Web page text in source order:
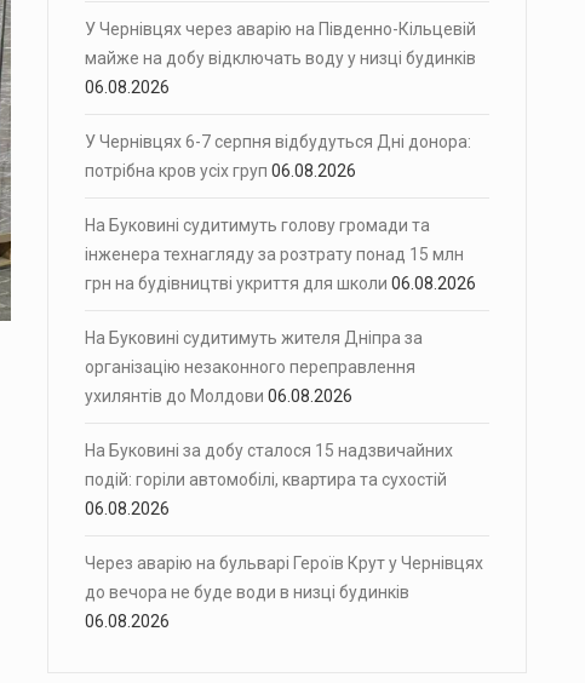
У Чернівцях через аварію на Південно-Кільцевій
майже на добу відключать воду у низці будинків
06.08.2026
У Чернівцях 6-7 серпня відбудуться Дні донора:
потрібна кров усіх груп 06.08.2026
На Буковині судитимуть голову громади та
інженера технагляду за розтрату понад 15 млн
грн на будівництві укриття для школи 06.08.2026
На Буковині судитимуть жителя Дніпра за
організацію незаконного переправлення
ухилянтів до Молдови 06.08.2026
На Буковині за добу сталося 15 надзвичайних
подій: горіли автомобілі, квартира та сухостій
06.08.2026
Через аварію на бульварі Героїв Крут у Чернівцях
до вечора не буде води в низці будинків
06.08.2026